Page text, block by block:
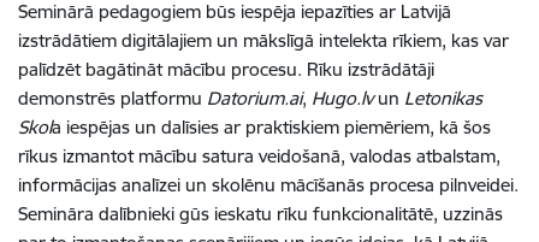
Seminārā pedagogiem būs iespēja iepazīties ar Latvijā
izstrādātiem digitālajiem un mākslīgā intelekta rīkiem, kas var
palīdzēt bagātināt mācību procesu. Rīku izstrādātāji
demonstrēs platformu Datorium.ai, Hugo.lvun Letonikas
Skola iespējas un dalīsies ar praktiskiem piemēriem, kā šos
rīkus izmantot mācību satura veidošanā, valodas atbalstam,
informācijas analīzei un skolēnu mācīšanās procesa pilnveidei.
Semināra dalībnieki gūs ieskatu rīku funkcionalitātē, uzzinās